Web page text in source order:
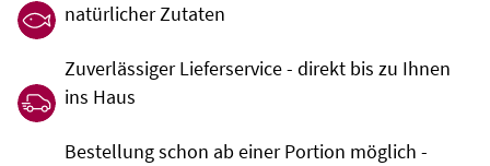
natürlicher Zutaten
Zuverlässiger Lieferservice - direkt bis zu Ihnen
ins Haus
Bestellung schon ab einer Portion möglich -